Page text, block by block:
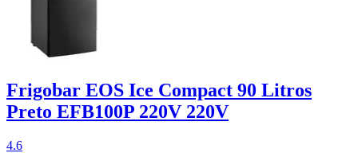
Frigobar EOS Ice Compact 90 Litros
Preto EFB100P 220V 220V
4.6